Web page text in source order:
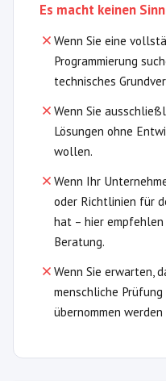
Es macht keinen
Wenn Sie eine
Programmierung
technisches
Wenn Sie
Lösungen ohne
wollen.
Wenn Ihr
oder Richtlinien für
hat – hier
Beratung.
Wenn Sie erwarten,
menschliche
übernommen werden